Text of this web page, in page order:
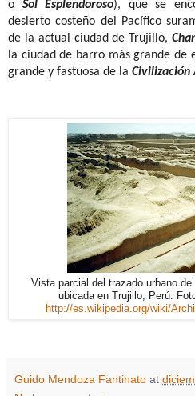
o Sol Esplendoroso), que se
desierto costeño del Pacífico
de la actual ciudad de Trujillo,
la ciudad de barro más grande de
grande y fastuosa de la Civilización
Vista parcial del trazado urbano
ubicada en Trujillo, Perú.
http://es.wikipedia.org/wiki/
Guido Mendoza Fantinato at